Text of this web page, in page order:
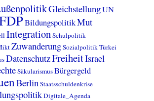
GleichstellungUN
BildungspolitikMut
IntegrationSchulpolitik
ZuwanderungSozialpolitikTürkei
DatenschutzFreiheitIsrael
SäkularismusBürgergeld
Berlin Staatsschuldenkrise
Digitale_Agenda